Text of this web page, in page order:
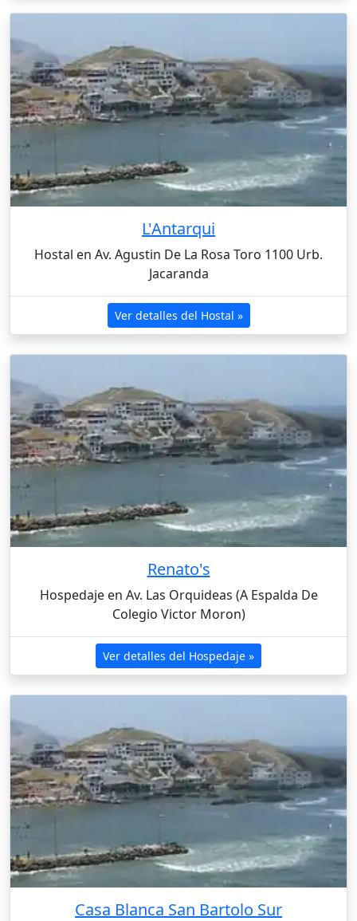
L'Antarqui
Hostal en Av. Agustin De La Rosa Toro 1100 Urb.
Jacaranda
Ver detalles del Hostal »
Renato's
Hospedaje en Av. Las Orquideas (A Espalda De
Colegio Victor Moron)
Ver detalles del Hospedaje »
Casa Blanca San Bartolo Sur